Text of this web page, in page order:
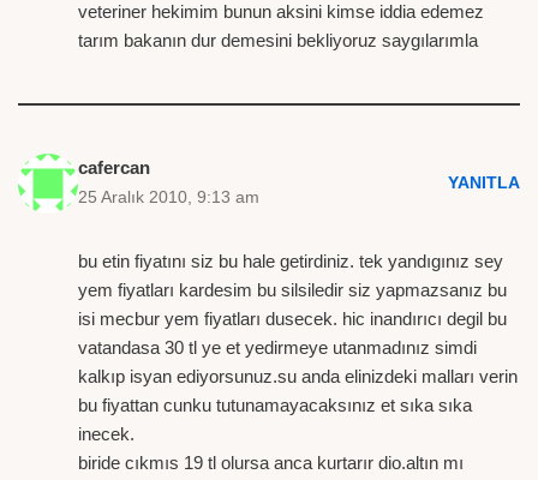
veteriner hekimim bunun aksini kimse iddia edemez
tarım bakanın dur demesini bekliyoruz saygılarımla
cafercan
25 Aralık 2010, 9:13 am
YANITLA
bu etin fiyatını siz bu hale getirdiniz. tek yandıgınız sey
yem fiyatları kardesim bu silsiledir siz yapmazsanız bu
isi mecbur yem fiyatları dusecek. hic inandırıcı degil bu
vatandasa 30 tl ye et yedirmeye utanmadınız simdi
kalkıp isyan ediyorsunuz.su anda elinizdeki malları verin
bu fiyattan cunku tutunamayacaksınız et sıka sıka
inecek.
biride cıkmıs 19 tl olursa anca kurtarır dio.altın mı